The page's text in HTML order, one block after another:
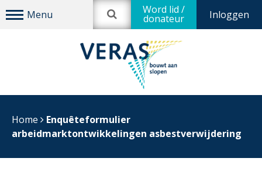
Inloggen
Word lid /
donateur
Home
Enquêteformulier
arbeidmarktontwikkelingen asbestverwijdering